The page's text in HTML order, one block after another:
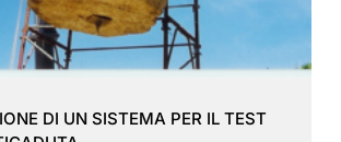
DI UN SISTEMA PER IL TEST